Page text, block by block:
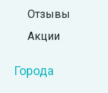
Отзывы
Акции
Города